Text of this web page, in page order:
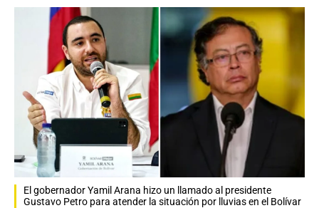
El gobernador Yamil Arana hizo un llamado al presidente
Gustavo Petro para atender la situación por lluvias en el Bolívar